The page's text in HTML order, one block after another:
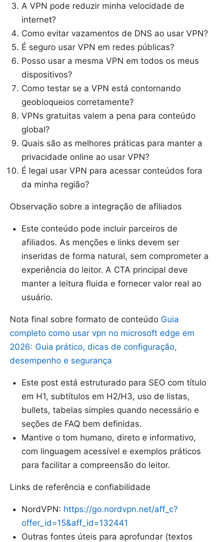
A VPN pode reduzir minha velocidade de
internet?
Como evitar vazamentos de DNS ao usar VPN?
É seguro usar VPN em redes públicas?
Posso usar a mesma VPN em todos os meus
dispositivos?
Como testar se a VPN está contornando
geobloqueios corretamente?
VPNs gratuitas valem a pena para conteúdo
global?
Quais são as melhores práticas para manter a
privacidade online ao usar VPN?
É legal usar VPN para acessar conteúdos fora
da minha região?
Observação sobre a integração de afiliados
Este conteúdo pode incluir parceiros de
afiliados. As menções e links devem ser
inseridas de forma natural, sem comprometer a
experiência do leitor. A CTA principal deve
manter a leitura fluida e fornecer valor real ao
usuário.
Nota final sobre formato de conteúdo Guia
completo como usar vpn no microsoft edge em
2026: Guia prático, dicas de configuração,
desempenho e segurança
Este post está estruturado para SEO com título
em H1, subtítulos em H2/H3, uso de listas,
bullets, tabelas simples quando necessário e
seções de FAQ bem definidas.
Mantive o tom humano, direto e informativo,
com linguagem acessível e exemplos práticos
para facilitar a compreensão do leitor.
Links de referência e confiabilidade
NordVPN: https://go.nordvpn.net/aff_c?
offer_id=15&aff_id=132441
Outras fontes úteis para aprofundar (textos